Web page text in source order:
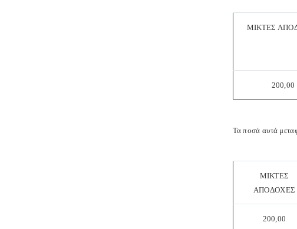
ΜΙΚΤΕΣ
200,00
Τα ποσά αυτά
ΜΙΚΤΕΣ
ΑΠΟΔΟΧΕΣ
200,00